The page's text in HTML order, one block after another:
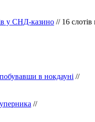
у СНД-казино // 16 слотів
в нокдауні //
//